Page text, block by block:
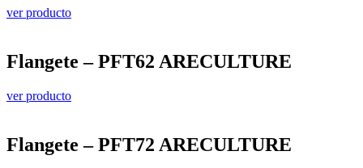
ver producto
Flangete – PFT62 ARECULTURE
ver producto
Flangete – PFT72 ARECULTURE